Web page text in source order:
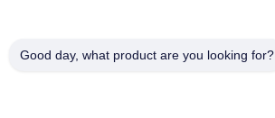
Good day, what product are you looking for?